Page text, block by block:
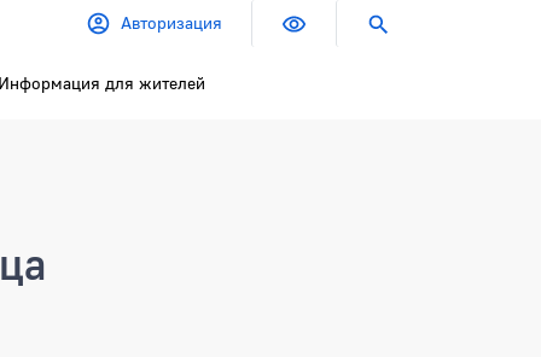
Авторизация
Информация для жителей